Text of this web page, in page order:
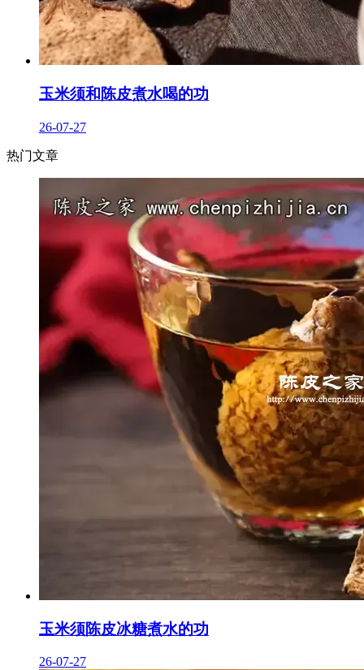
玉米须和陈皮煮水喝的功
26-07-27
热门文章
玉米须陈皮冰糖煮水的功
26-07-27